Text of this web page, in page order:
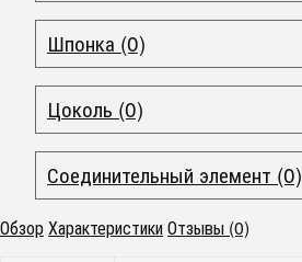
Шпонка (0)
Цоколь (0)
Соединительный элемент (0)
ОбзорХарактеристикиОтзывы (0)